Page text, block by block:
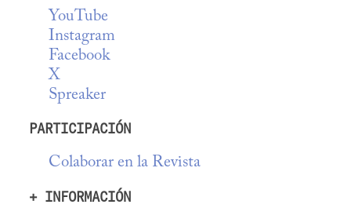
YouTube
Instagram
Facebook
X
Spreaker
PARTICIPACIÓN
Colaborar en la Revista
+ INFORMACIÓN